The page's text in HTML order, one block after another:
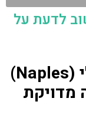
לדעת על
למה השכרת רכב בנאפולי (Naples)
מדויקת